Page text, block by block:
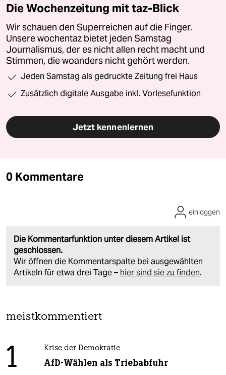
Die Wochenzeitung mit taz-Blick
Wir schauen den Superreichen auf die Finger.
Unsere wochentaz bietet jeden Samstag
Journalismus, der es nicht allen recht macht und
Stimmen, die woanders nicht gehört werden.
Jeden Samstag als gedruckte Zeitung frei Haus
Zusätzlich digitale Ausgabe inkl. Vorlesefunktion
Jetzt kennenlernen
0 Kommentare
Die Kommentarfunktion unter diesem Artikel ist
geschlossen.
Wir öffnen die Kommentarspalte bei ausgewählten
Artikeln für etwa drei Tage – hier sind sie zu finden.
einloggen
meistkommentiert
1 Krise der Demokratie
AfD-Wählen als Triebabfuhr